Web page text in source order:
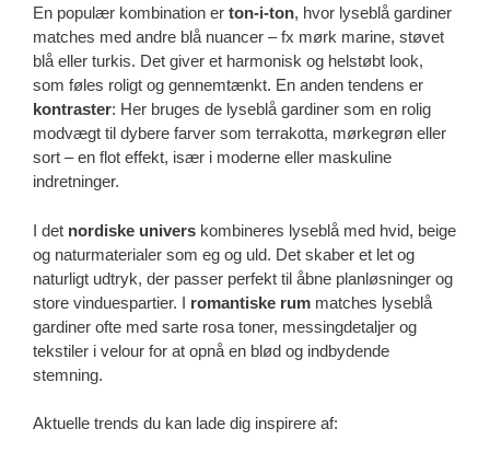
En populær kombination er ton-i-ton, hvor lyseblå gardiner
matches med andre blå nuancer – fx mørk marine, støvet
blå eller turkis. Det giver et harmonisk og helstøbt look,
som føles roligt og gennemtænkt. En anden tendens er
kontraster: Her bruges de lyseblå gardiner som en rolig
modvægt til dybere farver som terrakotta, mørkegrøn eller
sort – en flot effekt, især i moderne eller maskuline
indretninger.
I det nordiske univers kombineres lyseblå med hvid, beige
og naturmaterialer som eg og uld. Det skaber et let og
naturligt udtryk, der passer perfekt til åbne planløsninger og
store vinduespartier. I romantiske rum matches lyseblå
gardiner ofte med sarte rosa toner, messingdetaljer og
tekstiler i velour for at opnå en blød og indbydende
stemning.
Aktuelle trends du kan lade dig inspirere af: